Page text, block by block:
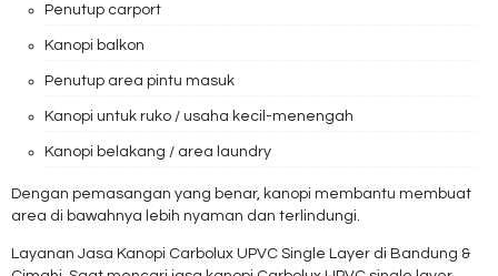
Penutup carport
Kanopi balkon
Penutup area pintu masuk
Kanopi untuk ruko / usaha kecil-menengah
Kanopi belakang / area laundry
Dengan pemasangan yang benar, kanopi membantu membuat
area di bawahnya lebih nyaman dan terlindungi.
Layanan Jasa Kanopi Carbolux UPVC Single Layer di Bandung &